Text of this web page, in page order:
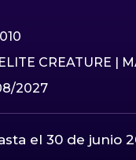
ELITE CREATURE |
2027
el 30 de junio